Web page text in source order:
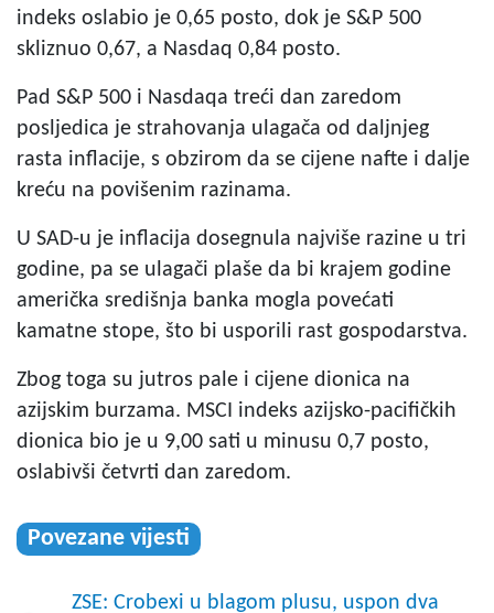
indeks oslabio je 0,65 posto, dok je S&P 500
skliznuo 0,67, a Nasdaq 0,84 posto.
Pad S&P 500 i Nasdaqa treći dan zaredom
posljedica je strahovanja ulagača od daljnjeg
rasta inflacije, s obzirom da se cijene nafte i dalje
kreću na povišenim razinama.
U SAD-u je inflacija dosegnula najviše razine u tri
godine, pa se ulagači plaše da bi krajem godine
američka središnja banka mogla povećati
kamatne stope, što bi usporili rast gospodarstva.
Zbog toga su jutros pale i cijene dionica na
azijskim burzama. MSCI indeks azijsko-pacifičkih
dionica bio je u 9,00 sati u minusu 0,7 posto,
oslabivši četvrti dan zaredom.
Povezane vijesti
ZSE: Crobexi u blagom plusu, uspon dva